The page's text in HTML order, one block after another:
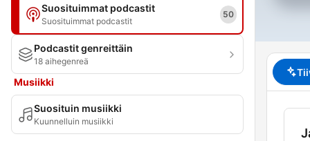
Suosituimmat podcastit
Suosituimmat podcastit
50
Podcastit genreittäin
18 aihegenreä
Musiikki
Suosituin musiikki
Kuunnelluin musiikki